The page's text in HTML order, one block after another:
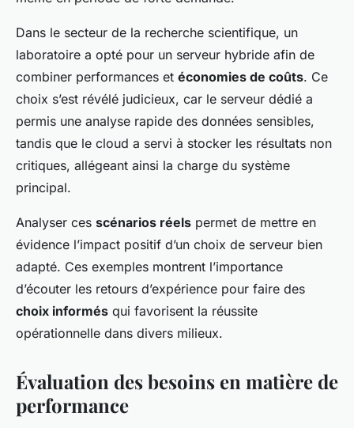
Dans le secteur de la recherche scientifique, un
laboratoire a opté pour un serveur hybride afin de
combiner performances et économies de coûts. Ce
choix s’est révélé judicieux, car le serveur dédié a
permis une analyse rapide des données sensibles,
tandis que le cloud a servi à stocker les résultats non
critiques, allégeant ainsi la charge du système
principal.
Analyser ces scénarios réels permet de mettre en
évidence l’impact positif d’un choix de serveur bien
adapté. Ces exemples montrent l’importance
d’écouter les retours d’expérience pour faire des
choix informés qui favorisent la réussite
opérationnelle dans divers milieux.
Évaluation des besoins en matière de
performance